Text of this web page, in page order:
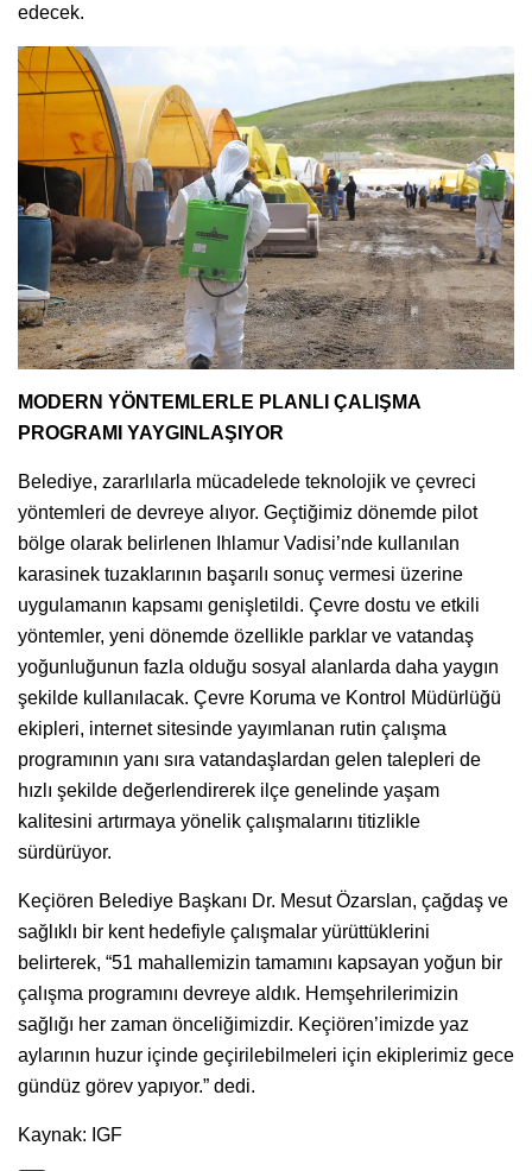
edecek.
MODERN YÖNTEMLERLE PLANLI ÇALIŞMA
PROGRAMI YAYGINLAŞIYOR
Belediye, zararlılarla mücadelede teknolojik ve çevreci
yöntemleri de devreye alıyor. Geçtiğimiz dönemde pilot
bölge olarak belirlenen Ihlamur Vadisi’nde kullanılan
karasinek tuzaklarının başarılı sonuç vermesi üzerine
uygulamanın kapsamı genişletildi. Çevre dostu ve etkili
yöntemler, yeni dönemde özellikle parklar ve vatandaş
yoğunluğunun fazla olduğu sosyal alanlarda daha yaygın
şekilde kullanılacak. Çevre Koruma ve Kontrol Müdürlüğü
ekipleri, internet sitesinde yayımlanan rutin çalışma
programının yanı sıra vatandaşlardan gelen talepleri de
hızlı şekilde değerlendirerek ilçe genelinde yaşam
kalitesini artırmaya yönelik çalışmalarını titizlikle
sürdürüyor.
Keçiören Belediye Başkanı Dr. Mesut Özarslan, çağdaş ve
sağlıklı bir kent hedefiyle çalışmalar yürüttüklerini
belirterek, “51 mahallemizin tamamını kapsayan yoğun bir
çalışma programını devreye aldık. Hemşehrilerimizin
sağlığı her zaman önceliğimizdir. Keçiören’imizde yaz
aylarının huzur içinde geçirilebilmeleri için ekiplerimiz gece
gündüz görev yapıyor.” dedi.
Kaynak: IGF